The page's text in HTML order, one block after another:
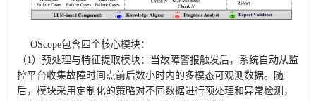
OScope包含四个核心模块：
（1） 预处理与特征提取模块：
当故障警报触发后，系统自动从监
控平台收集故障时间点前后数小时内的多模态可观测数据。随
后，模块采用定制化的策略对不同数据进行预处理和异常检测，